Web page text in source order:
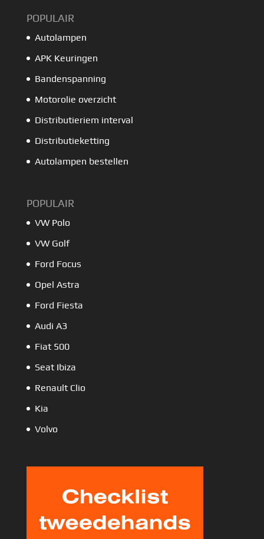
POPULAIR
Autolampen
APK Keuringen
Bandenspanning
Motorolie overzicht
Distributieriem interval
Distributieketting
Autolampen bestellen
POPULAIR
VW Polo
VW Golf
Ford Focus
Opel Astra
Ford Fiesta
Audi A3
Fiat 500
Seat Ibiza
Renault Clio
Kia
Volvo